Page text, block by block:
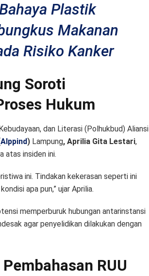
Plastik
Makanan
Risiko Kanker
Soroti
Hukum
dan Literasi (Polhukbud) Aliansi
Alppind) Lampung, Aprilia Gita Lestari,
atas insiden ini.
ini. Tindakan kekerasan seperti ini
apa pun,” ujar Aprilia.
memperburuk hubungan antarinstansi
agar penyelidikan dilakukan dengan
RUU